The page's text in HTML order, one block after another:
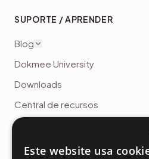
SUPORTE / APRENDER
Blog
Dokmee University
Downloads
Central de recursos
Novidades
Este website usa